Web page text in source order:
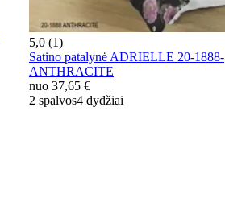
5,0 (1)
Satino patalynė ADRIELLE 20-1888-
ANTHRACITE
nuo 37,65 €
2 spalvos4 dydžiai